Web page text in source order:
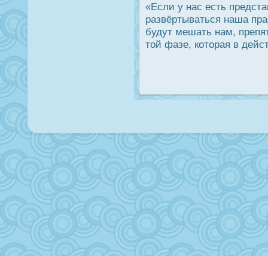
«Если у нас есть
развёртываться наша
будут мешать нам,
той фазе, которая в